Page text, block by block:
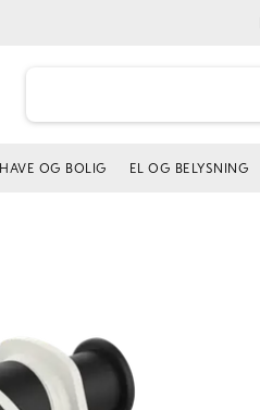
HAVE OG BOLIG EL OG BELYSNING